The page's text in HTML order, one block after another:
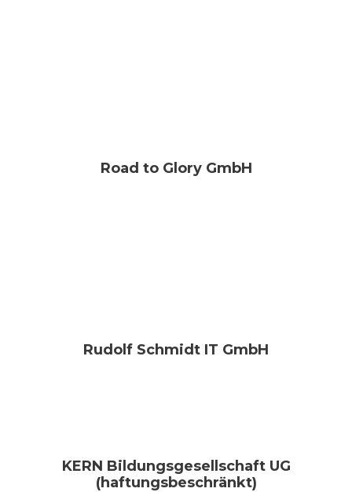
Road to Glory GmbH
Rudolf Schmidt IT GmbH
KERN Bildungsgesellschaft UG
(haftungsbeschränkt)